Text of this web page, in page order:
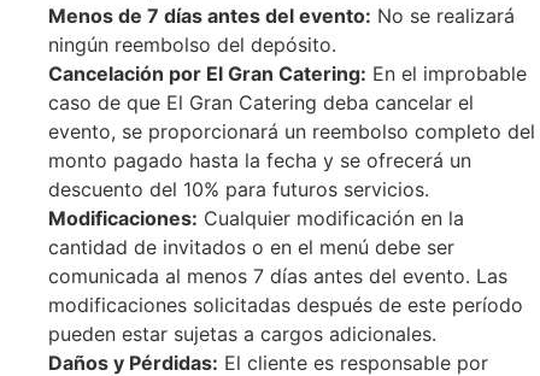
Menos de 7 días antes del evento: No se realizará
ningún reembolso del depósito.
Cancelación por El Gran Catering: En el improbable
caso de que El Gran Catering deba cancelar el
evento, se proporcionará un reembolso completo del
monto pagado hasta la fecha y se ofrecerá un
descuento del 10% para futuros servicios.
Modificaciones: Cualquier modificación en la
cantidad de invitados o en el menú debe ser
comunicada al menos 7 días antes del evento. Las
modificaciones solicitadas después de este período
pueden estar sujetas a cargos adicionales.
Daños y Pérdidas: El cliente es responsable por